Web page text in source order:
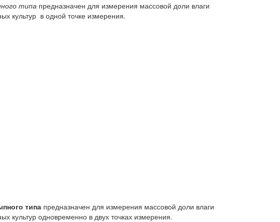
типа предназначен для измерения массовой доли влаги
культур в одной точке измерения.
типапредназначен для измерения массовой доли влаги
культур одновременно в двух точках измерения.